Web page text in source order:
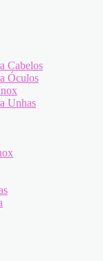
Cabelos
Óculos
Unhas